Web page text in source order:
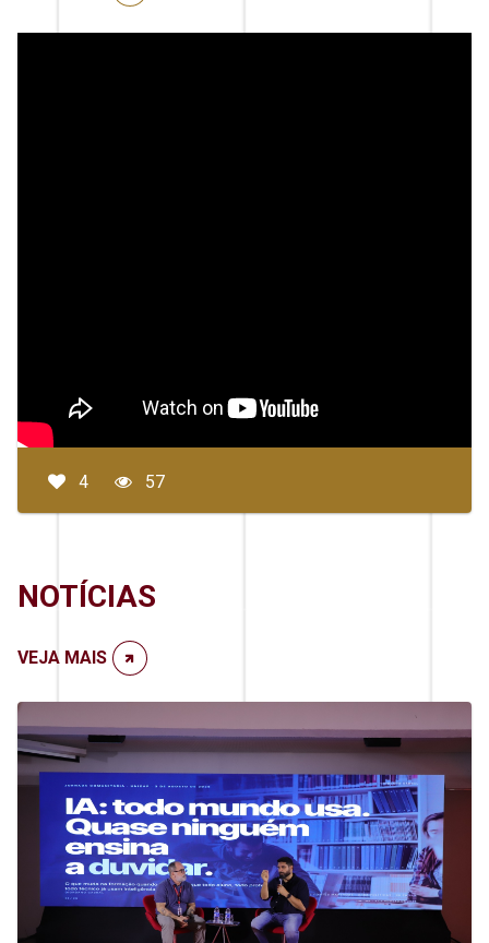
4 57
NOTÍCIAS
VEJA MAIS